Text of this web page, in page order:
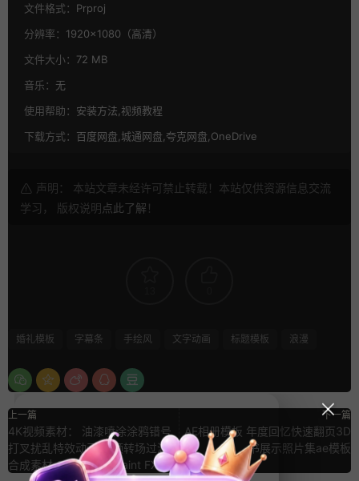
文件格式： Prproj
分辨率： 1920×1080（高清）
文件大小： 72 MB
音乐： 无
使用帮助： 安装方法,视频教程
下载方式： 百度网盘,城通网盘,夸克网盘,OneDrive
声明： 本站文章未经许可禁止转载！本站仅供资源信息交流
学习， 版权说明点此了解 ！
婚礼模板 字幕条 手绘风 文字动画 标题模板 浪漫
上一篇
4K视频素材： 油漆喷涂涂鸦错号
打叉扰乱特效动画 视频转场过渡
合成素材 CinePacks Paint FX
下一篇
AE相册模板 年度回忆快速翻页3D
书展示照片集ae模板